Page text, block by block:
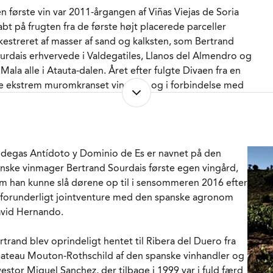
TEMPERATUR
15 - 17°C
Flaske (75 cl)
WINE
Ja
224666
første vin var 2011-årgangen af Viñas Viejas de Soria
på frugten fra de første højt placerede parceller
af masser af sand og kalksten, som Bertrand
erhvervede i Valdegatiles, Llanos del Almendro og
Mala alle i Atauta-dalen. Året efter fulgte Divaen fra en
ekstrem muromkranset vinmark, og i forbindelse med
årgangen foretog Bertrand så endnu en selektion og
allerede var tilplantet i 1904*. Dette er
den blot 7. udgave af vinen.
meget gamle Tempranillo vinstokke samt Albillo og
Bouschet vinstokke af unik genetik kultiveres
høsten fandt sted en smuk formiddag hvor
havde god tid til at gøre sig umage med
Antídoto y Dominio de Es er navnet på den
vinmager Bertrand Sourdais første egen vingård,
han kunne slå dørene op til i sensommeren 2016 efter
jointventure med den spanske agronom
Hernando.
blev oprindeligt hentet til Ribera del Duero fra
Mouton-Rothschild af den spanske vinhandler og
Miguel Sanchez, der tilbage i 1999 var i fuld færd